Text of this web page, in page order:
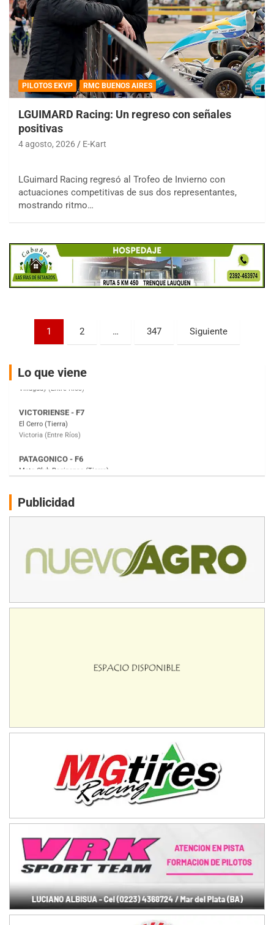
PILOTOS EKVP RMC BUENOS AIRES
LGUIMARD Racing: Un regreso con señales
positivas
4 agosto, 2026 E-Kart
LGuimard Racing regresó al Trofeo de Invierno con
actuaciones competitivas de sus dos representantes,
mostrando ritmo…
Paginación
entradas
1 2 … 347 Siguiente
Lo que viene
COBERTURA ESPECIAL DE E-KART.COM.AR
08/09-AGO
KDO - F6
Ciudad de Trenque Lauquen (Asfalto)
Trenque Lauquen (Buenos Aires)
Parque de la Velocidad (Asfalto)
Villaguay (Entre Ríos)
El Cerro (Tierra)
Victoria (Entre Ríos)
Moto Club Reginense (Tierra)
Gral. E. Godoy (Río Negro)
Juventud Unida (Tierra)
Humboldt (Santa Fe)
NORESTE SANTAFESINO - F6
Ciudad de Avellaneda (Asfalto)
Avellaneda (Santa Fe)
José Samuel Sánchez (Tierra)
Rufino (Santa Fe)
IAME SERIES ARGENTINA 6
Ciudad de Trenque Lauquen (Asfalto)
ENTRERRIANO - F6 (POSTERGADA)
Parque de la Velocidad (Asfalto)
Villaguay (Entre Ríos)
El Cerro (Tierra)
PATAGONICO - F6
Moto Club Reginense (Tierra)
CSK - F7
Publicidad